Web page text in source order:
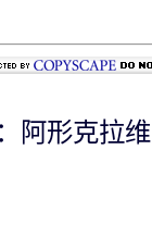
阿形克拉